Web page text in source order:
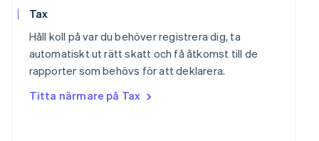
Tax
Håll koll på var du behöver registrera dig, ta
automatiskt ut rätt skatt och få åtkomst till de
rapporter som behövs för att deklarera.
Titta närmare på Tax
Schweiz
DeutschFrançaisItalianoEnglish
Singapore
Slovakien